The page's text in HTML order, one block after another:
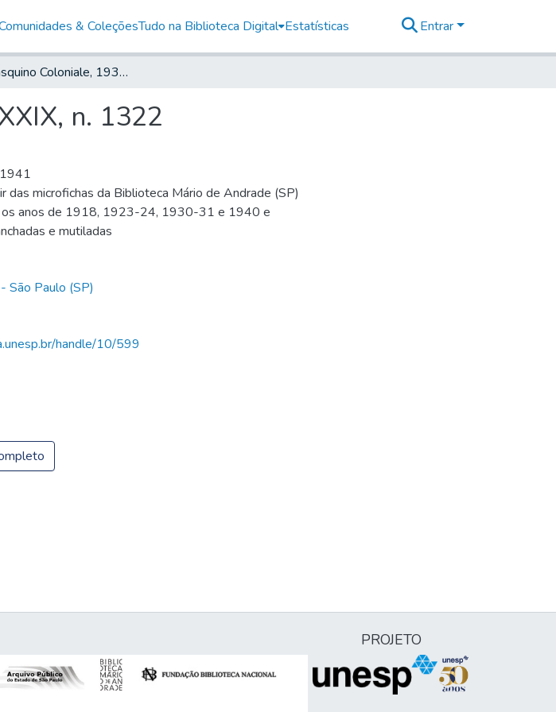
& ColeçõesTudo na Biblioteca Digital Estatísticas Entrar
Il Pasquino Coloniale, 1935, Anno XXIX, n. 1322
n. 1322
das microfichas da Biblioteca Mário de Andrade (SP)
os anos de 1918, 1923-24, 1930-31 e 1940 e
e mutiladas
São Paulo (SP)
handle/10/599
PROJETO